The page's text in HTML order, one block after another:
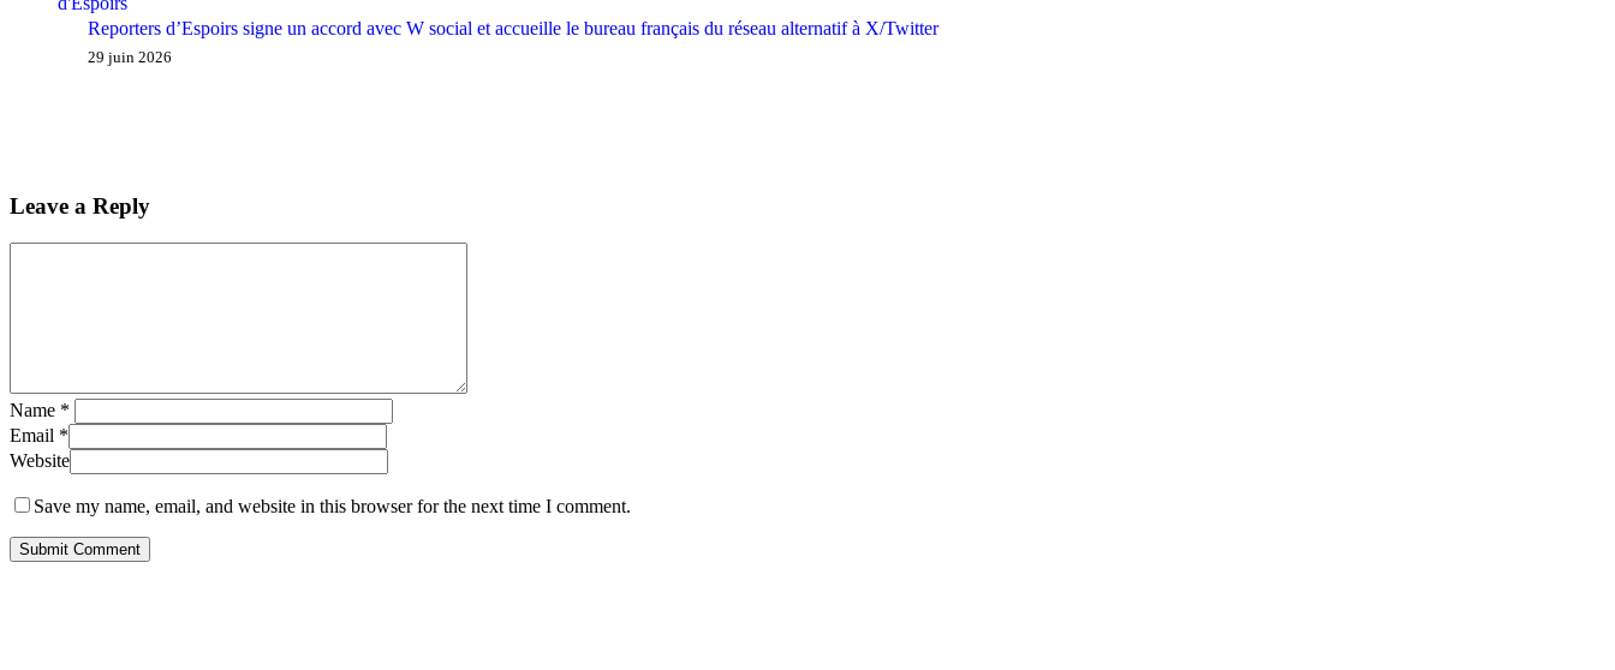
Reporters d’Espoirs signe un accord avec W social et accueille le bureau français du réseau alternatif à X/Twitter
29 juin 2026
Leave a Reply
Name *
Email *
Website
Save my name, email, and website in this browser for the next time I comment.